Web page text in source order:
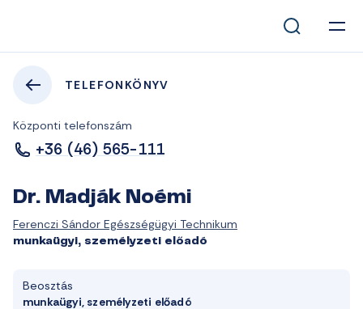
TELEFONKÖNYV
Központi telefonszám
+36 (46) 565-111
Dr. Madják Noémi
Ferenczi Sándor Egészségügyi Technikum
munkaügyi, személyzeti előadó
Beosztás
munkaügyi, személyzeti előadó